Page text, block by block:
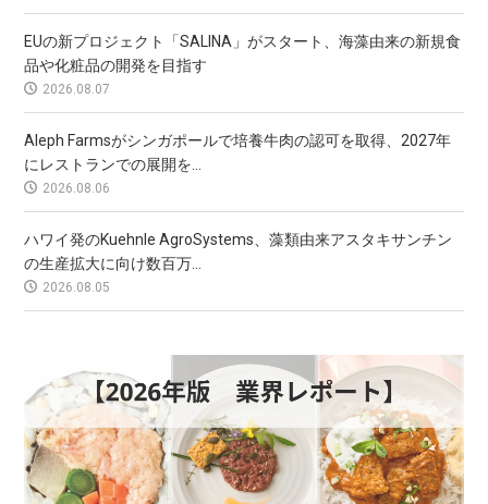
EUの新プロジェクト「SALINA」がスタート、海藻由来の新規食
品や化粧品の開発を目指す
2026.08.07
Aleph Farmsがシンガポールで培養牛肉の認可を取得、2027年
にレストランでの展開を...
2026.08.06
ハワイ発のKuehnle AgroSystems、藻類由来アスタキサンチン
の生産拡大に向け数百万...
2026.08.05